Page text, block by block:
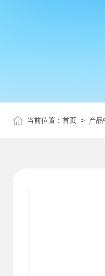
当前位置： 首页 > 产品